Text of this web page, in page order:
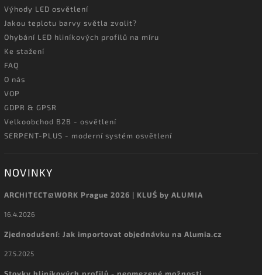
Výhody LED osvětlení
Jakou teplotu barvy světla zvolit?
Ohybání LED hliníkových profilů na míru
Ke stažení
FAQ
O nás
VOP
GDPR & GPSR
Velkoobchod B2B - osvětlení
SERPENT-PLUS - moderní systém osvětlení
NOVINKY
ARCHITECT@WORK Prague 2026 | KLUŚ by ALUMIA
16.4.2026
Zjednodušení: Jak importovat objednávku na Alumia.cz
27.5.2025